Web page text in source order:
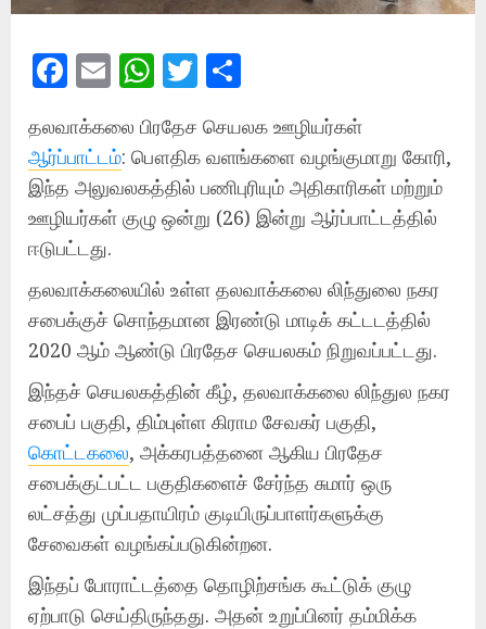
Facebook
EmailWhatsApp
Twitter
தலவாக்கலை பிரதேச செயலக ஊழியர்கள்
ஆர்ப்பாட்டம்: பௌதிக வளங்களை வழங்குமாறு கோரி,
இந்த அலுவலகத்தில் பணிபுரியும் அதிகாரிகள் மற்றும்
ஊழியர்கள் குழு ஒன்று (26) இன்று ஆர்ப்பாட்டத்தில்
ஈடுபட்டது.
தலவாக்கலையில் உள்ள தலவாக்கலை லிந்துலை நகர
சபைக்குச் சொந்தமான இரண்டு மாடிக் கட்டடத்தில்
2020 ஆம் ஆண்டு பிரதேச செயலகம் நிறுவப்பட்டது.
இந்தச் செயலகத்தின் கீழ், தலவாக்கலை லிந்துல நகர
சபைப் பகுதி, திம்புள்ள கிராம சேவகர் பகுதி,
கொட்டகலை, அக்கரபத்தனை ஆகிய பிரதேச
சபைக்குட்பட்ட பகுதிகளைச் சேர்ந்த சுமார் ஒரு
லட்சத்து முப்பதாயிரம் குடியிருப்பாளர்களுக்கு
சேவைகள் வழங்கப்படுகின்றன.
இந்தப் போராட்டத்தை தொழிற்சங்க கூட்டுக் குழு
ஏற்பாடு செய்திருந்தது. அதன் உறுப்பினர் தம்மிக்க